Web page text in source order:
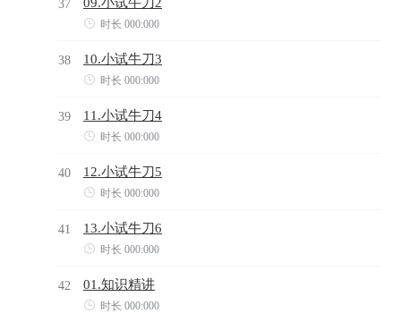
37
 时长 000:000
38 10.小试牛刀3
 时长 000:000
39 11.小试牛刀4
 时长 000:000
40 12.小试牛刀5
 时长 000:000
41 13.小试牛刀6
 时长 000:000
42 01.知识精讲
 时长 000:000